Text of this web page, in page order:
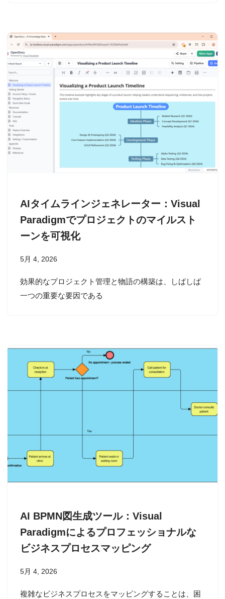
AIタイムラインジェネレーター：Visual
Paradigmでプロジェクトのマイルスト
ーンを可視化
5月 4, 2026
効果的なプロジェクト管理と物語の構築は、しばしば
一つの重要な要因である
AI BPMN図生成ツール：Visual
Paradigmによるプロフェッショナルな
ビジネスプロセスマッピング
5月 4, 2026
複雑なビジネスプロセスをマッピングすることは、困